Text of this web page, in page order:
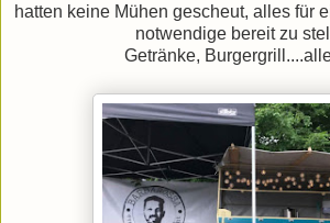
hatten keine Mühen gescheut, alles für
notwendige bereit zu
Getränke,